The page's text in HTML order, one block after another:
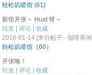
轻松叽喳馆 (61)
新馆开张～ Huat 呀～
转发 | 评论 | 收藏
2016-01-14 [来自帖子 - 咖啡座
轻松叽喳馆（60）
开张咯！
转发 | 评论 | 收藏